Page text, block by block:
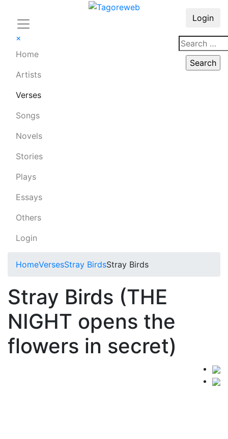
×
Home
Artists
Verses
Songs
Novels
Stories
Plays
Essays
Others
Login
Login
HomeVersesStray BirdsStray Birds
Stray Birds (THE
NIGHT opens the
flowers in secret)